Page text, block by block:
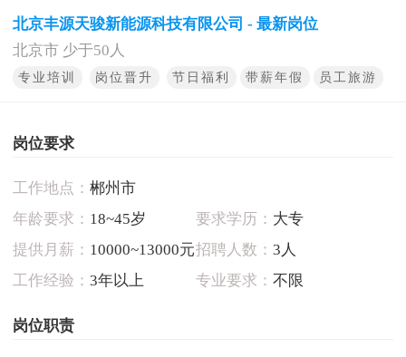
北京丰源天骏新能源科技有限公司 - 最新岗位
北京市 少于50人
专业培训 岗位晋升 节日福利 带薪年假 员工旅游
岗位要求
工作地点： 郴州市
年龄要求： 18~45岁 要求学历： 大专
提供月薪： 10000~13000元招聘人数： 3人
工作经验： 3年以上 专业要求： 不限
岗位职责